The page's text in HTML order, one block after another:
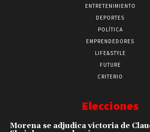
ENTRETENIMIENTO
DEPORTES
POLÍTICA
EMPRENDEDORES
LIFE&STYLE
FUTURE
CRITERIO
Elecciones
Morena se adjudica victoria de